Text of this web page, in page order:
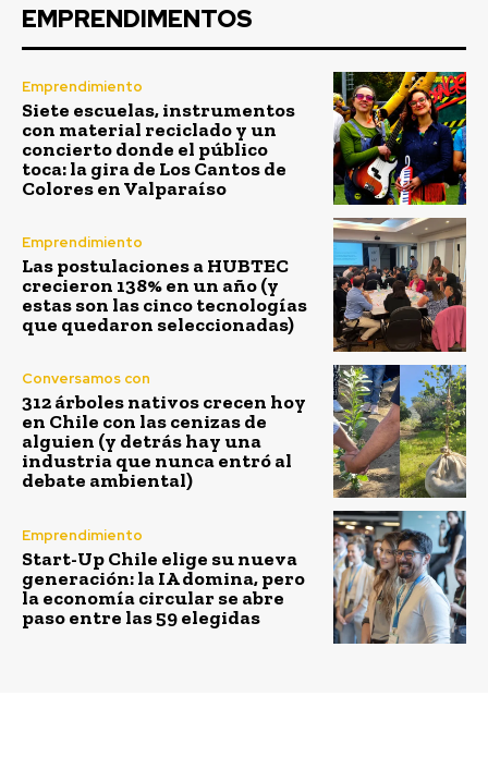
EMPRENDIMENTOS
Emprendimiento
Siete escuelas, instrumentos
con material reciclado y un
concierto donde el público
toca: la gira de Los Cantos de
Colores en Valparaíso
Emprendimiento
Las postulaciones a HUBTEC
crecieron 138% en un año (y
estas son las cinco tecnologías
que quedaron seleccionadas)
Conversamos con
312 árboles nativos crecen hoy
en Chile con las cenizas de
alguien (y detrás hay una
industria que nunca entró al
debate ambiental)
Emprendimiento
Start-Up Chile elige su nueva
generación: la IA domina, pero
la economía circular se abre
paso entre las 59 elegidas